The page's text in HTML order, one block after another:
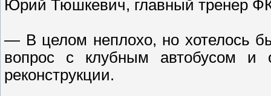
Юрий Тюшкевич, главный тренер
— В целом неплохо, но хотелось
вопрос с клубным автобусом и
реконструкции.